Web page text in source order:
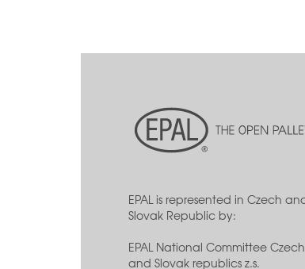
EPAL is represented in Czech
Slovak Republic by:
EPAL National Committee
and Slovak republics z.s.